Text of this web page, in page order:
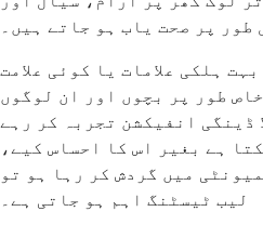
پر صحت یاب ہو جاتے ہیں۔
ہلکی علامات یا کوئی علامت
طور پر بچوں اور ان لوگوں
ڈینگی انفیکشن تجربہ کر رہے
ہے بغیر اس کا احساس کیے،
میں گردش کر رہا ہو تو
لیب ٹیسٹنگ اہم ہو جاتی ہے۔